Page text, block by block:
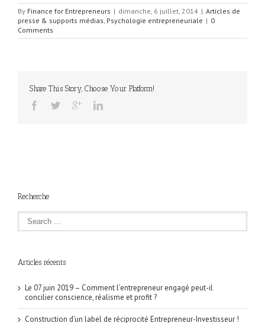
By Finance for Entrepreneurs | dimanche, 6 juillet, 2014 | Articles de
presse & supports médias Psychologie entrepreneuriale | 0
Comments
Share This Story, Choose Your Platform!
Recherche
Articles récents
Le 07 juin 2019 – Comment l’entrepreneur engagé peut-il
concilier conscience, réalisme et profit ?
Construction d’un label de réciprocité Entrepreneur-Investisseur !